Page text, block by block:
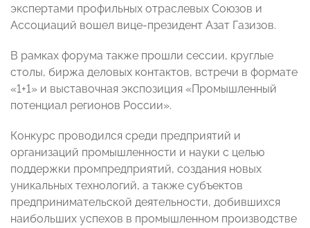
экспертами профильных отраслевых Союзов и
Ассоциаций вошел вице-президент Азат Газизов.
В рамках форума также прошли сессии, круглые
столы, биржа деловых контактов, встречи в формате
«1+1» и выставочная экспозиция «Промышленный
потенциал регионов России».
Конкурс проводился среди предприятий и
организаций промышленности и науки с целью
поддержки промпредприятий, создания новых
уникальных технологий, а также субъектов
предпринимательской деятельности, добившихся
наибольших успехов в промышленном производстве